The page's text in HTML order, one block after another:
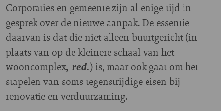
Corporaties en gemeente zijn al enige tijd in
gesprek over de nieuwe aanpak. De essentie
daarvan is dat die niet alleen buurtgericht (in
plaats van op de kleinere schaal van het
wooncomplex, red.) is, maar ook gaat om het
stapelen van soms tegenstrijdige eisen bij
renovatie en verduurzaming.